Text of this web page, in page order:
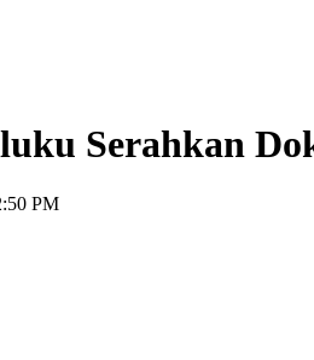
Serahkan
PM